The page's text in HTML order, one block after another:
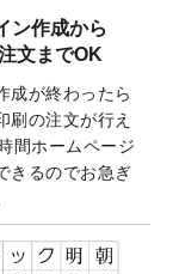
ンダーデザイン
ました。
バッグ が作成で
ンテンプレート
デザインテンプ
ン作成から
文までOK
成が終わったら
刷の注文が行え
間ホームページ
きるのでお急ぎ